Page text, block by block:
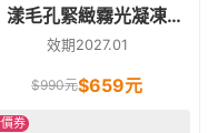
漾毛孔緊緻霧光凝凍
50ml 緊緻毛孔
效期2027.01
$990元$659元
券